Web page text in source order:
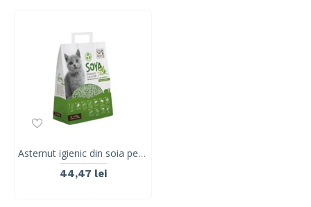
Asternut igienic din soia pentru litiera pisici, SOYA Organic, M-PETS, 100% biodegradabil, ceai verde, 6 L
44,47 lei